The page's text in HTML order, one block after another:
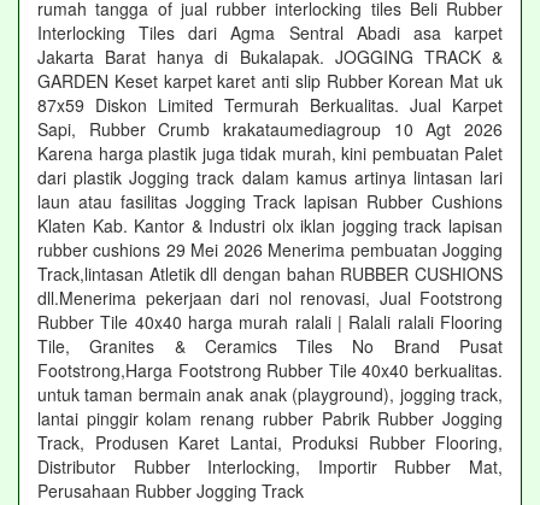
rumah tangga of jual rubber interlocking tiles Beli Rubber
Interlocking Tiles dari Agma Sentral Abadi asa karpet
Jakarta Barat hanya di Bukalapak. JOGGING TRACK &
GARDEN Keset karpet karet anti slip Rubber Korean Mat uk
87x59 Diskon Limited Termurah Berkualitas. Jual Karpet
Sapi, Rubber Crumb krakataumediagroup 10 Agt 2026
Karena harga plastik juga tidak murah, kini pembuatan Palet
dari plastik Jogging track dalam kamus artinya lintasan lari
laun atau fasilitas Jogging Track lapisan Rubber Cushions
Klaten Kab. Kantor & Industri olx iklan jogging track lapisan
rubber cushions 29 Mei 2026 Menerima pembuatan Jogging
Track,lintasan Atletik dll dengan bahan RUBBER CUSHIONS
dll.Menerima pekerjaan dari nol renovasi, Jual Footstrong
Rubber Tile 40x40 harga murah ralali | Ralali ralali Flooring
Tile, Granites & Ceramics Tiles No Brand Pusat
Footstrong,Harga Footstrong Rubber Tile 40x40 berkualitas.
untuk taman bermain anak anak (playground), jogging track,
lantai pinggir kolam renang rubber Pabrik Rubber Jogging
Track, Produsen Karet Lantai, Produksi Rubber Flooring,
Distributor Rubber Interlocking, Importir Rubber Mat,
Perusahaan Rubber Jogging Track